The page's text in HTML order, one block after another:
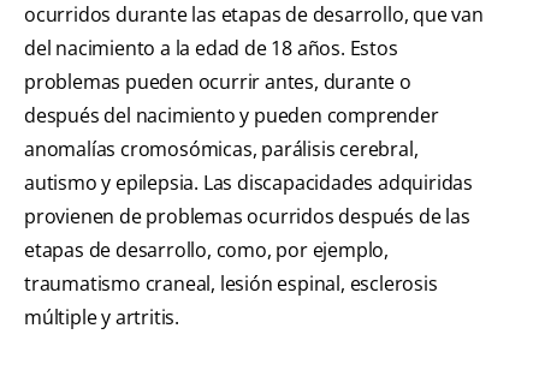
ocurridos durante las etapas de desarrollo, que van
del nacimiento a la edad de 18 años. Estos
problemas pueden ocurrir antes, durante o
después del nacimiento y pueden comprender
anomalías cromosómicas, parálisis cerebral,
autismo y epilepsia. Las discapacidades adquiridas
provienen de problemas ocurridos después de las
etapas de desarrollo, como, por ejemplo,
traumatismo craneal, lesión espinal, esclerosis
múltiple y artritis.